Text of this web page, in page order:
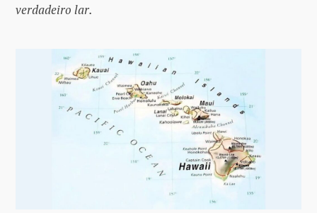
verdadeiro lar.